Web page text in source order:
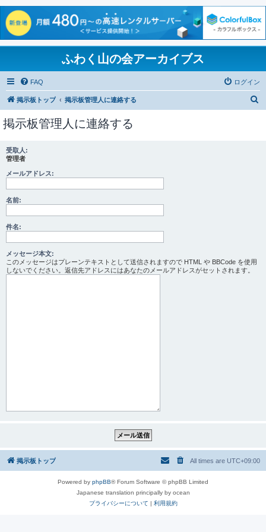
ふわく山の会アーカイブス
FAQ ログイン
掲示板トップ 掲示板管理人に連絡する
掲示板管理人に連絡する
受取人:
管理者
メールアドレス:
名前:
件名:
メッセージ本文:
このメッセージはプレーンテキストとして送信されますので HTML や BBCode を使用
しないでください。返信先アドレスにはあなたのメールアドレスがセットされます。
掲示板トップ All times are UTC+09:00
Powered by phpBB® Forum Software © phpBB Limited
Japanese translation principally by ocean
プライバシーについて | 利用規約